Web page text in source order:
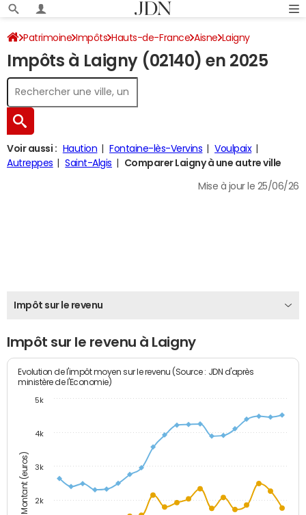
Patrimoine Impôts Hauts-de-France Aisne Laigny
Impôt sur le revenu
Impôts à Laigny (02140) en 2025
Voir aussi : Haution Fontaine-lès-Vervins
Voulpaix
Autreppes
Saint-Algis Comparer Laigny à une autre ville
Mise à jour le 25/06/26
Impôt sur le revenu
Impôt sur le revenu à Laigny
Montant (euros)
Evolution de l'impôt moyen sur le revenu (Source : JDN d'après
ministère de l'Economie)
2k
3k
4k
5k